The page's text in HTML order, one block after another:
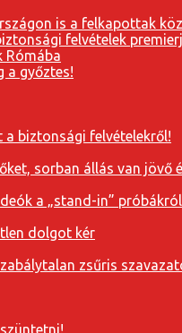
is a felkapottak
felvételek
Rómába
a győztes!
a biztonsági felvételekről!
sorban állás van jövő
a „stand-in” próbákról
dolgot kér
zsűris